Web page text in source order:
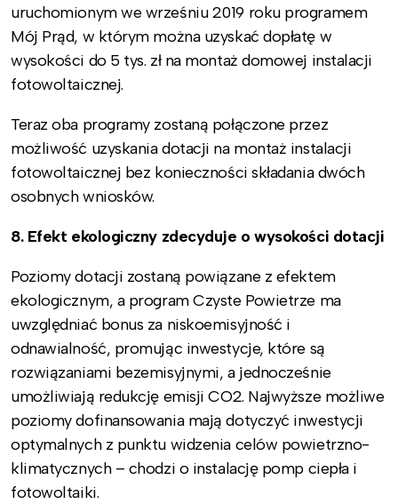
uruchomionym we wrześniu 2019 roku programem
Mój Prąd, w którym można uzyskać dopłatę w
wysokości do 5 tys. zł na montaż domowej instalacji
fotowoltaicznej.
Teraz oba programy zostaną połączone przez
możliwość uzyskania dotacji na montaż instalacji
fotowoltaicznej bez konieczności składania dwóch
osobnych wniosków.
8. Efekt ekologiczny zdecyduje o wysokości dotacji
Poziomy dotacji zostaną powiązane z efektem
ekologicznym, a program Czyste Powietrze ma
uwzględniać bonus za niskoemisyjność i
odnawialność, promując inwestycje, które są
rozwiązaniami bezemisyjnymi, a jednocześnie
umożliwiają redukcję emisji CO2. Najwyższe możliwe
poziomy dofinansowania mają dotyczyć inwestycji
optymalnych z punktu widzenia celów powietrzno-
klimatycznych – chodzi o instalację pomp ciepła i
fotowoltaiki.